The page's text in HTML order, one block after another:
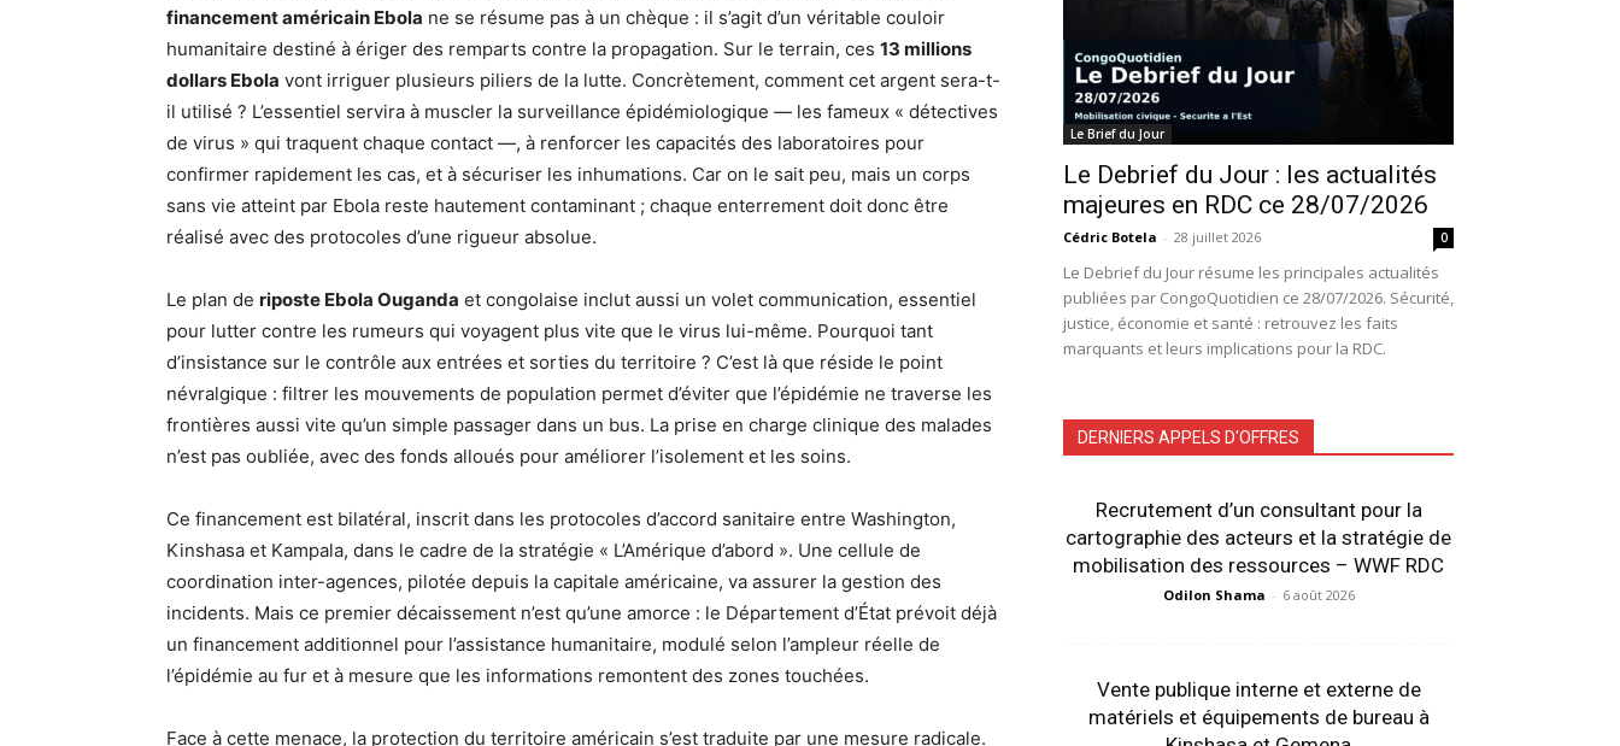
financement américain Ebola ne se résume pas à un chèque : il s’agit d’un véritable couloir
humanitaire destiné à ériger des remparts contre la propagation. Sur le terrain, ces 13 millions
dollars Ebola vont irriguer plusieurs piliers de la lutte. Concrètement, comment cet argent sera-t-
il utilisé ? L’essentiel servira à muscler la surveillance épidémiologique — les fameux « détectives
de virus » qui traquent chaque contact —, à renforcer les capacités des laboratoires pour
confirmer rapidement les cas, et à sécuriser les inhumations. Car on le sait peu, mais un corps
sans vie atteint par Ebola reste hautement contaminant ; chaque enterrement doit donc être
réalisé avec des protocoles d’une rigueur absolue.
Le plan de riposte Ebola Ouganda et congolaise inclut aussi un volet communication, essentiel
pour lutter contre les rumeurs qui voyagent plus vite que le virus lui-même. Pourquoi tant
d’insistance sur le contrôle aux entrées et sorties du territoire ? C’est là que réside le point
névralgique : filtrer les mouvements de population permet d’éviter que l’épidémie ne traverse les
frontières aussi vite qu’un simple passager dans un bus. La prise en charge clinique des malades
n’est pas oubliée, avec des fonds alloués pour améliorer l’isolement et les soins.
Ce financement est bilatéral, inscrit dans les protocoles d’accord sanitaire entre Washington,
Kinshasa et Kampala, dans le cadre de la stratégie « L’Amérique d’abord ». Une cellule de
coordination inter-agences, pilotée depuis la capitale américaine, va assurer la gestion des
incidents. Mais ce premier décaissement n’est qu’une amorce : le Département d’État prévoit déjà
un financement additionnel pour l’assistance humanitaire, modulé selon l’ampleur réelle de
l’épidémie au fur et à mesure que les informations remontent des zones touchées.
Face à cette menace, la protection du territoire américain s’est traduite par une mesure radicale.
Le Brief du Jour
Le Debrief du Jour : les actualités
majeures en RDC ce 28/07/2026
Cédric Botela - 28 juillet 2026 0
Le Debrief du Jour résume les principales actualités
publiées par CongoQuotidien ce 28/07/2026. Sécurité,
justice, économie et santé : retrouvez les faits
marquants et leurs implications pour la RDC.
DERNIERS APPELS D'OFFRES
Recrutement d’un consultant pour la
cartographie des acteurs et la stratégie de
mobilisation des ressources – WWF RDC
Odilon Shama - 6 août 2026
Vente publique interne et externe de
matériels et équipements de bureau à